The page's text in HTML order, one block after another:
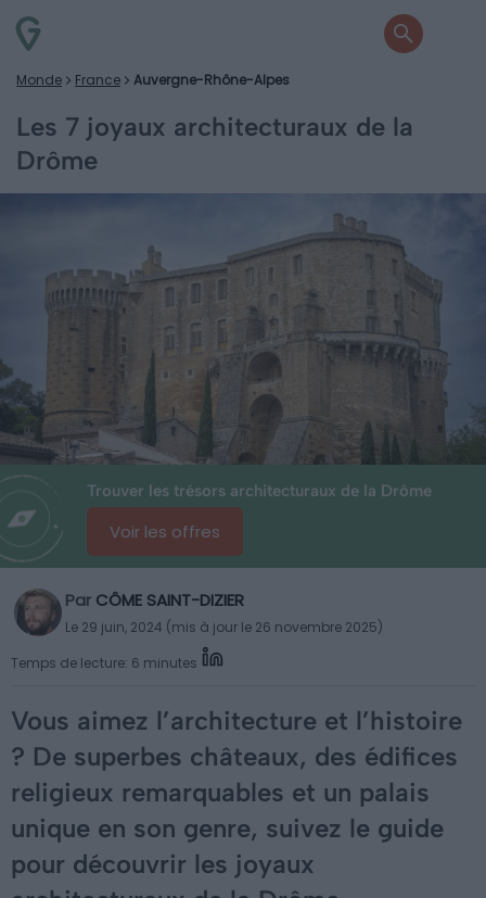
Monde France Auvergne-Rhône-Alpes
Les 7 joyaux architecturaux de la
Drôme
Trouver les trésors architecturaux de la Drôme
Voir les offres
Par CÔME SAINT-DIZIER
Le 29 juin, 2024 (mis à jour le 26 novembre 2025)
Temps de lecture: 6 minutes
Vous aimez l’architecture et l’histoire
? De superbes châteaux, des édifices
religieux remarquables et un palais
unique en son genre, suivez le guide
pour découvrir les joyaux